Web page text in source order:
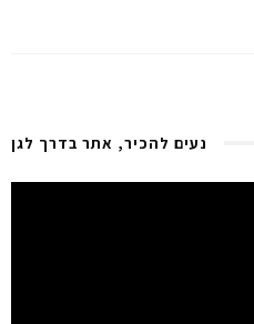
נעים להכיר, אתר בדרך לגן